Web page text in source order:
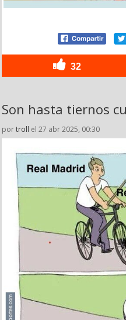
32
Son hasta tiernos
portroll el 27 abr 2025, 00:30